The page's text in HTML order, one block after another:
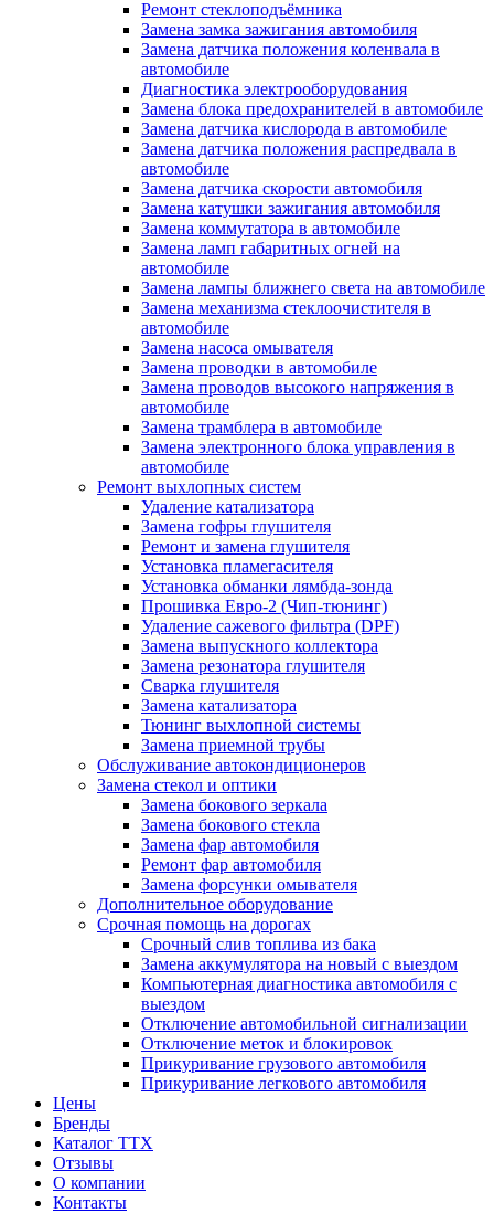
Ремонт стеклоподъёмника
Замена замка зажигания автомобиля
Замена датчика положения коленвала в
автомобиле
Диагностика электрооборудования
Замена блока предохранителей в автомобиле
Замена датчика кислорода в автомобиле
Замена датчика положения распредвала в
автомобиле
Замена датчика скорости автомобиля
Замена катушки зажигания автомобиля
Замена коммутатора в автомобиле
Замена ламп габаритных огней на
автомобиле
Замена лампы ближнего света на автомобиле
Замена механизма стеклоочистителя в
автомобиле
Замена насоса омывателя
Замена проводки в автомобиле
Замена проводов высокого напряжения в
автомобиле
Замена трамблера в автомобиле
Замена электронного блока управления в
автомобиле
Ремонт выхлопных систем
Удаление катализатора
Замена гофры глушителя
Ремонт и замена глушителя
Установка пламегасителя
Установка обманки лямбда-зонда
Прошивка Евро-2 (Чип-тюнинг)
Удаление сажевого фильтра (DPF)
Замена выпускного коллектора
Замена резонатора глушителя
Сварка глушителя
Замена катализатора
Тюнинг выхлопной системы
Замена приемной трубы
Обслуживание автокондиционеров
Замена стекол и оптики
Замена бокового зеркала
Замена бокового стекла
Замена фар автомобиля
Ремонт фар автомобиля
Замена форсунки омывателя
Дополнительное оборудование
Срочная помощь на дорогах
Срочный слив топлива из бака
Замена аккумулятора на новый с выездом
Компьютерная диагностика автомобиля с
выездом
Отключение автомобильной сигнализации
Отключение меток и блокировок
Прикуривание грузового автомобиля
Прикуривание легкового автомобиля
Цены
Бренды
Каталог ТТХ
Отзывы
О компании
Контакты